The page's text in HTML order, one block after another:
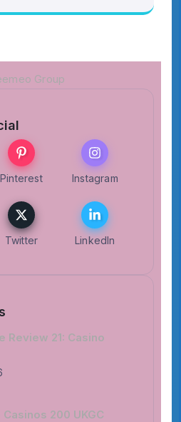
Pinterest Instagram
Twitter LinkedIn
Review 21: Casino
200 UKGC